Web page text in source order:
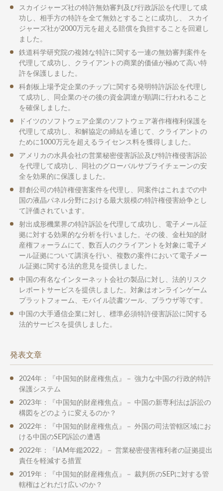
スカイジャーズ社の特許無効審判及び行政訴訟を代理して成
功し、相手方の特許を全て無効とすることに成功し、 スカイ
ジャーズ社が2000万元を超える賠償を負担することを回避し
ました。
鉄道科学研究院の複雑な特許に関する一連の無効審判案件を
代理して成功し、クライアントの商業的価値が極めて高い特
許を保護しました。
科創板上場予定企業のチップに関する発明特許訴訟を代理し
て成功し、同企業のその後の資金調達が順調に行われること
を確保しました。
ドイツのソフトウェア企業のソフトウェア著作権権利保護を
代理して成功し、和解協定の締結を通じて、クライアントの
ために1000万元を超えるライセンス料を獲得しました。
アメリカの水具会社の営業秘密侵害訴訟及び特許権侵害訴訟
を代理して成功し、同社のグローバルサプライチェーンの安
全を効果的に保護しました。
群創公司の特許権侵害案件を代理し、同案件はこれまでの中
国の液晶パネル分野における最大規模の特許権侵害紛争とし
て評価されています。
射出成形機業界の特許訴訟を代理して成功し、電子メール証
拠に対する効果的な分析を行いました。その後、金杜知的財
産権フォーラムにて、数百人のクライアントを対象に電子メ
ール証拠について講演を行い、複数の案件において電子メー
ル証拠に関する法的意見を提供しました。
中国の有名なインターネット会社の製品に対し、法的リスク
レポートサービスを提供しました。対象はオンラインゲーム
プラットフォーム、モバイル読書ツール、ブラウザ等です。
中国の大手通信企業に対し、標準必須特許侵害訴訟に関する
法的サービスを提供しました。
発表文章
2024年：『中国知的財産権焦点』－ 強力な中国の行政的特許
保護システム
2023年：『中国知的財産権焦点』－ 中国の新専利法は訴訟の
構図をどのように変えるのか？
2022年：『中国知的財産権焦点』－ 外国の司法管轄区域にお
ける中国のSEP訴訟の遭遇
2022年：『IAM年鑑2022』－ 営業秘密侵害権利者の証拠提出
責任を軽減する措置
2019年：『中国知的財産権焦点』－ 裁判所のSEPに対する管
轄権はどれだけ広いのか？